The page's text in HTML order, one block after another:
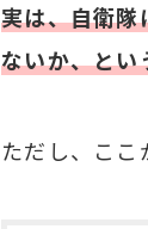
実は、自衛隊
ないか、とい
ただし、ここ